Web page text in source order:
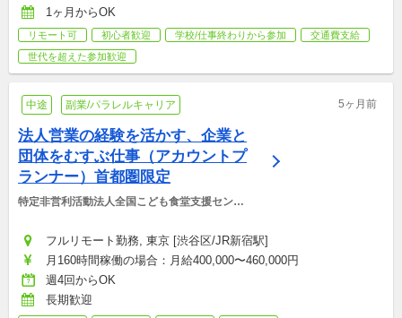
1ヶ月からOK
リモート可 初心者歓迎 学校/仕事終わりから参加
交通費支給
世代を超えた参加歓迎
中途 副業/パラレルキャリア 5ヶ月前
法人営業の経験を活かす、企業と
団体をむすぶ仕事（アカウントプ
ランナー）首都圏限定
特定非営利活動法人全国こども食堂支援センタ
フルリモート勤務, 東京 [渋谷区/JR新宿駅]
月160時間稼働の場合：月給400,000〜460,000円
週4回からOK
長期歓迎